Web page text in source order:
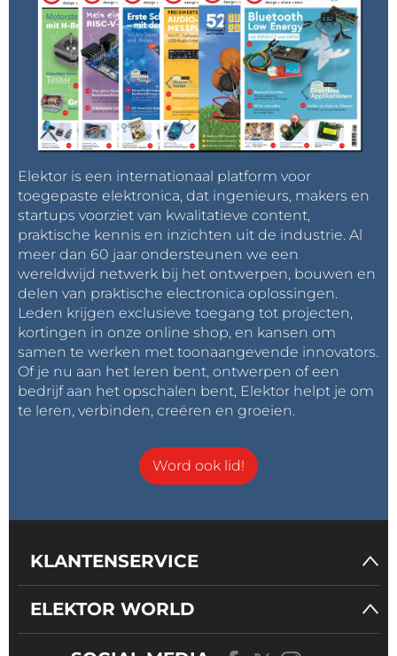
Elektor is een internationaal platform voor
toegepaste elektronica, dat ingenieurs, makers en
startups voorziet van kwalitatieve content,
praktische kennis en inzichten uit de industrie. Al
meer dan 60 jaar ondersteunen we een
wereldwijd netwerk bij het ontwerpen, bouwen en
delen van praktische electronica oplossingen.
Leden krijgen exclusieve toegang tot projecten,
kortingen in onze online shop, en kansen om
samen te werken met toonaangevende innovators.
Of je nu aan het leren bent, ontwerpen of een
bedrijf aan het opschalen bent, Elektor helpt je om
te leren, verbinden, creëren en groeien.
Word ook lid!
KLANTENSERVICE
ELEKTOR WORLD